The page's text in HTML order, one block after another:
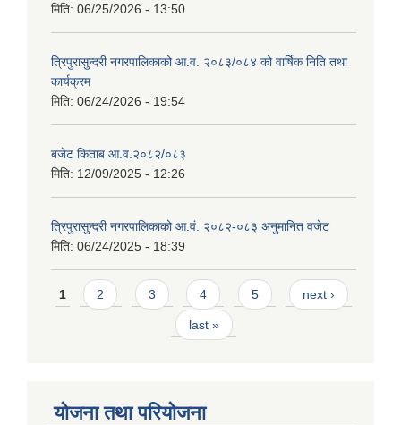
मिति: 06/25/2026 - 13:50
त्रिपुरासुन्दरी नगरपालिकाको आ.व. २०८३/०८४ को वार्षिक निति तथा
कार्यक्रम
मिति: 06/24/2026 - 19:54
बजेट किताब आ.व.२०८२/०८३
मिति: 12/09/2025 - 12:26
त्रिपुरासुन्दरी नगरपालिकाको आ.वं. २०८२-०८३ अनुमानित वजेट
मिति: 06/24/2025 - 18:39
Pages
1 2 3 4 5 next ›
last »
योजना तथा परियोजना